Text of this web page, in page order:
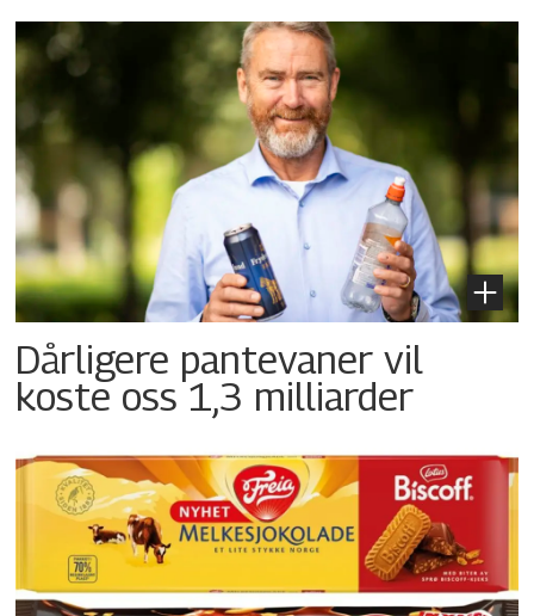
Dårligere pantevaner vil
koste oss 1,3 milliarder